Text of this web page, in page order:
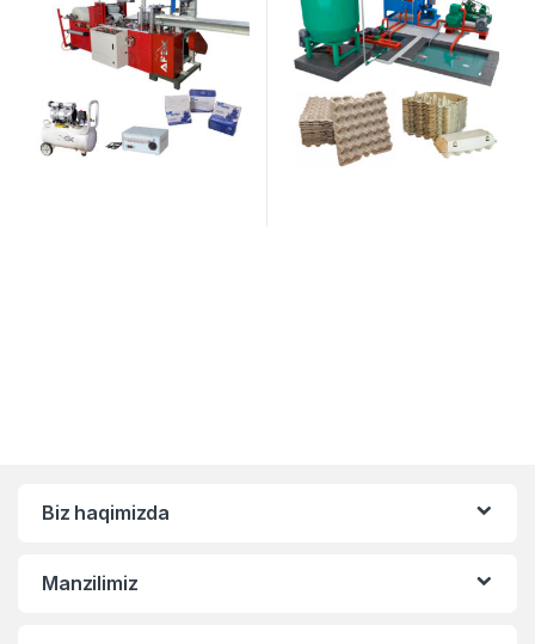
Biz haqimizda
Manzilimiz